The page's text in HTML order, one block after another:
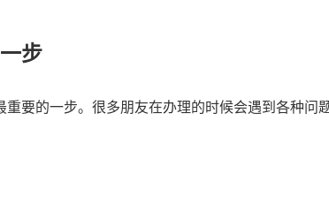
步
要的一步。很多朋友在办理的时候会遇到各种问